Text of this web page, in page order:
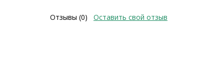
Отзывы (0) Оставить свой отзыв